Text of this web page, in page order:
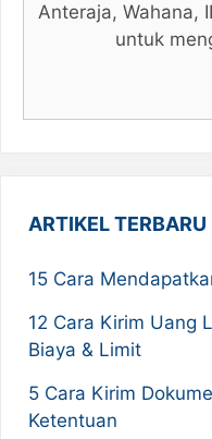
Anteraja, Wahana,
untuk
ARTIKEL TERBARU
15 Cara
12 Cara Kirim Uang
Biaya & Limit
5 Cara Kirim
Ketentuan